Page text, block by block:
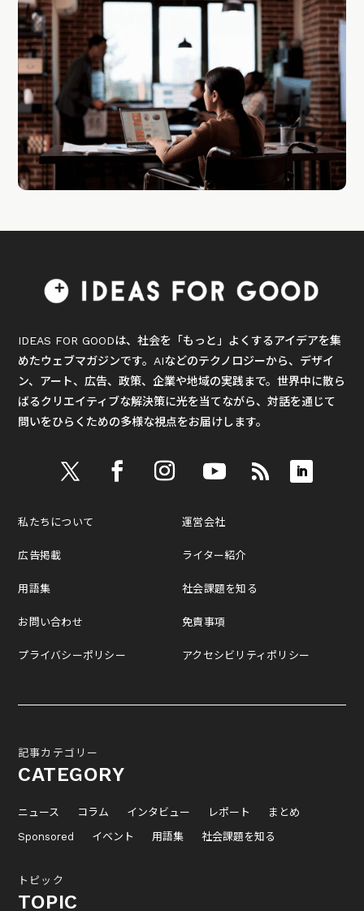
IDEAS FOR GOODは、社会を「もっと」よくするアイデアを集
めたウェブマガジンです。AIなどのテクノロジーから、デザイ
ン、アート、広告、政策、企業や地域の実践まで。世界中に散ら
ばるクリエイティブな解決策に光を当てながら、対話を通じて
問いをひらくための多様な視点をお届けします。
私たちについて
広告掲載
用語集
お問い合わせ
プライバシーポリシー
運営会社
ライター紹介
社会課題を知る
免責事項
アクセシビリティポリシー
記事カテゴリー
CATEGORY
ニュース コラム インタビュー レポート
まとめ
Sponsored
イベント 用語集 社会課題を知る
トピック
TOPIC